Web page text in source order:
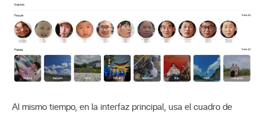
Al mismo tiempo, en la interfaz principal, usa el cuadro de